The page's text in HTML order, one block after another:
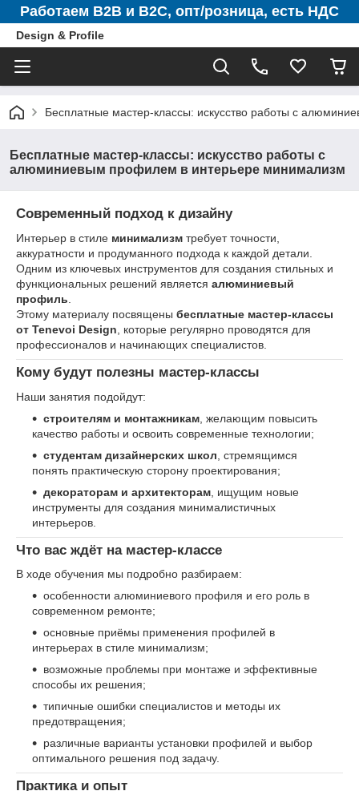
Работаем B2B и B2C, опт/розница, есть НДС
Design & Profile
Бесплатные мастер-классы: искусство работы с
Бесплатные мастер-классы: искусство работы с
алюминиевым профилем в интерьере минимализм
Современный подход к дизайну
Интерьер в стиле минимализм требует точности,
аккуратности и продуманного подхода к каждой детали.
Одним из ключевых инструментов для создания стильных и
функциональных решений является алюминиевый
профиль
Этому материалу посвящены бесплатные мастер-классы
от Tenevoi Design , которые регулярно проводятся для
профессионалов и начинающих специалистов.
Кому будут полезны мастер-классы
Наши занятия подойдут:
строителям и монтажникам , желающим повысить
качество работы и освоить современные технологии;
студентам дизайнерских школ , стремящимся
понять практическую сторону проектирования;
декораторам и архитекторам , ищущим новые
инструменты для создания минималистичных
интерьеров.
Что вас ждёт на мастер-классе
В ходе обучения мы подробно разбираем:
особенности алюминиевого профиля и его роль в
современном ремонте;
основные приёмы применения профилей в
интерьерах в стиле минимализм;
возможные проблемы при монтаже и эффективные
способы их решения;
типичные ошибки специалистов и методы их
предотвращения;
различные варианты установки профилей и выбор
оптимального решения под задачу.
Практика и опыт